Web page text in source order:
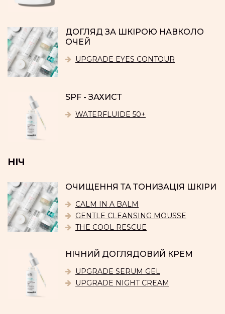
ДОГЛЯД ЗА ШКІРОЮ НАВКОЛО
ОЧЕЙ
UPGRADE EYES CONTOUR
SPF - ЗАХИСТ
WATERFLUIDE 50+
НІЧ
ОЧИЩЕННЯ ТА ТОНИЗАЦІЯ ШКІРИ
CALM IN A BALM
GENTLE CLEANSING MOUSSE
THE COOL RESCUE
НІЧНИЙ ДОГЛЯДОВИЙ КРЕМ
UPGRADE SERUM GEL
UPGRADE NIGHT CREAM